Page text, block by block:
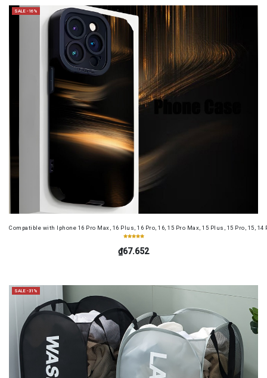
SALE -16%
Compatible with Iphone 16 Pro Max, 16 Plus, 16 Pro, 16, 15 Pro Max, 15 Plus, 15 Pro, 15,
₫67.652
SALE -31%